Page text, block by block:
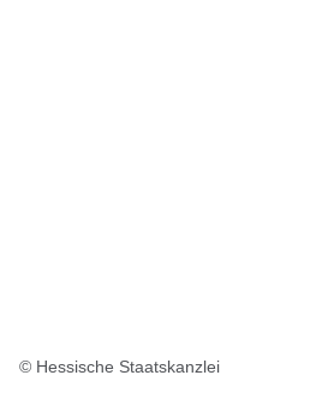
© Hessische Staatskanzlei